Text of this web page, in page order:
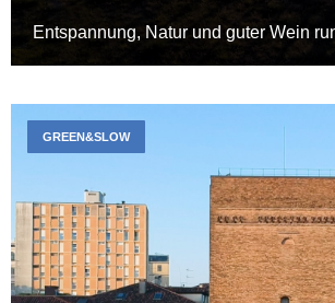
Entspannung, Natur und guter Wein
GREEN&SLOW